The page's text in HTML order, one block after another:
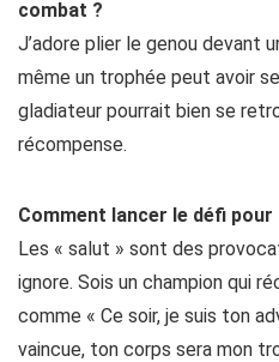
combat ?
J’adore plier le genou devant
même un trophée peut avoir
gladiateur pourrait bien se
récompense.
Comment lancer le défi pour
Les « salut » sont des
ignore. Sois un champion qui
comme « Ce soir, je suis ton
vaincue, ton corps sera mon